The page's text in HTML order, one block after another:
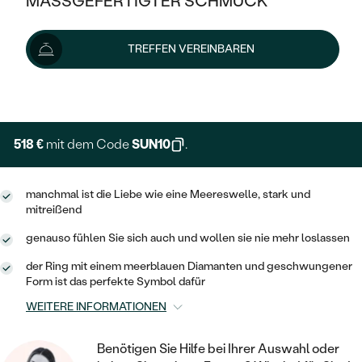
KLASSISCH
MEMOIRE
VINTAGE
GEHÄMMERTE
MIT MEHREREN DIAMANTEN
HALO
VINTAGE
AUSSERGEWÖHNLICH
GESTALTE EINEN RING
WÄHLE EINEN RING
DIAMANTEN ZUM EINFASSEN
AUSVERKAUF
WENN SCHMUCK HILFT
NACH TYP
RINGE
ANHÄNGER / KETTEN
ARMBÄNDER
SCHMUCKSET
HERRENSCHMUCK
PLATIN
OHRSTECKER
MINIMALISTISCHE
OHRHÄNGER
GOLD
SILBER
SOLITÄR
ZUR GEBURT EINES KINDES
PERSONALISIERT
MIT STERNZEICHEN
MINIMALISTISCH
AUSVERKAUF
GOLD
PLATIN
MEMOIRE
TREFFEN VEREINBAREN
575 €
Lieferoptionen
518 € mit dem CodeSUN10 .
manchmal ist die Liebe wie eine Meereswelle, stark und
mitreißend
genauso fühlen Sie sich auch und wollen sie nie mehr loslassen
der Ring mit einem meerblauen Diamanten und geschwungener
Form ist das perfekte Symbol dafür
WEITERE INFORMATIONEN
Benötigen Sie Hilfe bei Ihrer Auswahl oder